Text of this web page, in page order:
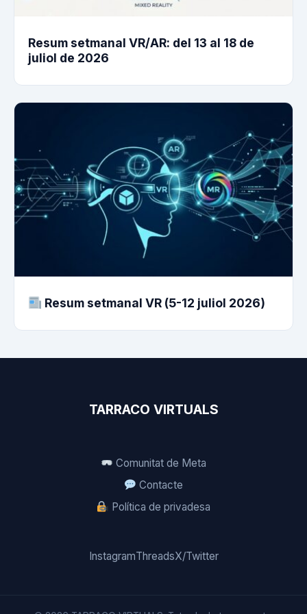
Resum setmanal VR/AR: del 13 al 18 de
juliol de 2026
Resum setmanal VR (5-12 juliol 2026)
TARRACO VIRTUALS
Comunitat de Meta
Contacte
Política de privadesa
InstagramThreadsX/Twitter